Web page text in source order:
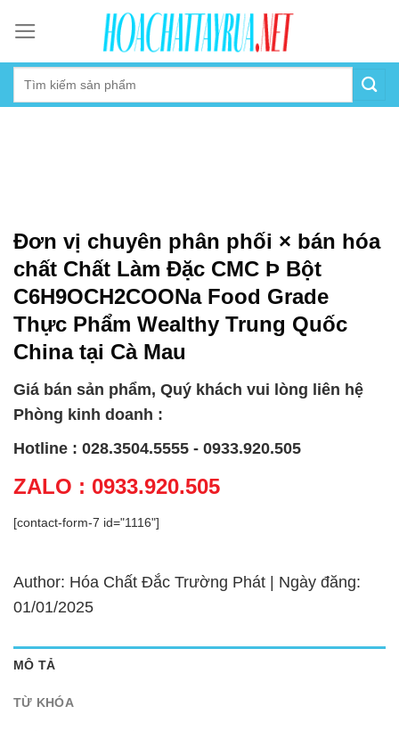
content
Đơn vị chuyên phân phối × bán hóa
chất Chất Làm Đặc CMC Þ Bột
C6H9OCH2COONa Food Grade
Thực Phẩm Wealthy Trung Quốc
China tại Cà Mau
Giá bán sản phẩm, Quý khách vui lòng liên hệ
Phòng kinh doanh :
Hotline : 028.3504.5555 - 0933.920.505
ZALO : 0933.920.505
[contact-form-7 id="1116"]
Author: Hóa Chất Đắc Trường Phát | Ngày đăng:
01/01/2025
MÔ TẢ
TỪ KHÓA